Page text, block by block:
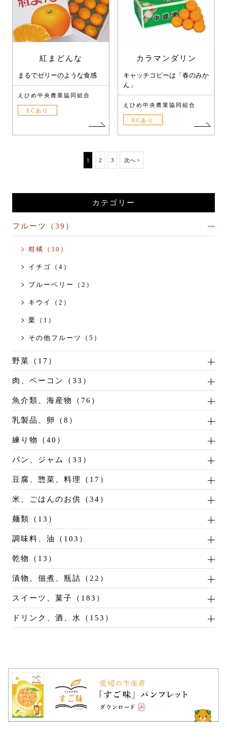
紅まどんな
まるでゼリーのような食感
えひめ中央農業協同組合
ECあり
カラマンダリン
キャッチコピーは「春のみか
ん」
えひめ中央農業協同組合
ECあり
1 2 3 次へ >
カテゴリー
フルーツ（39）
柑橘（30）
イチゴ（4）
ブルーベリー（2）
キウイ（2）
栗（1）
その他フルーツ（5）
野菜（17）
肉、ベーコン（33）
魚介類、海産物（76）
乳製品、卵（8）
練り物（40）
パン、ジャム（33）
豆腐、惣菜、料理（17）
米、ごはんのお供（34）
麺類（13）
調味料、油（103）
乾物（13）
漬物、佃煮、瓶詰（22）
スイーツ、菓子（183）
ドリンク、酒、水（153）